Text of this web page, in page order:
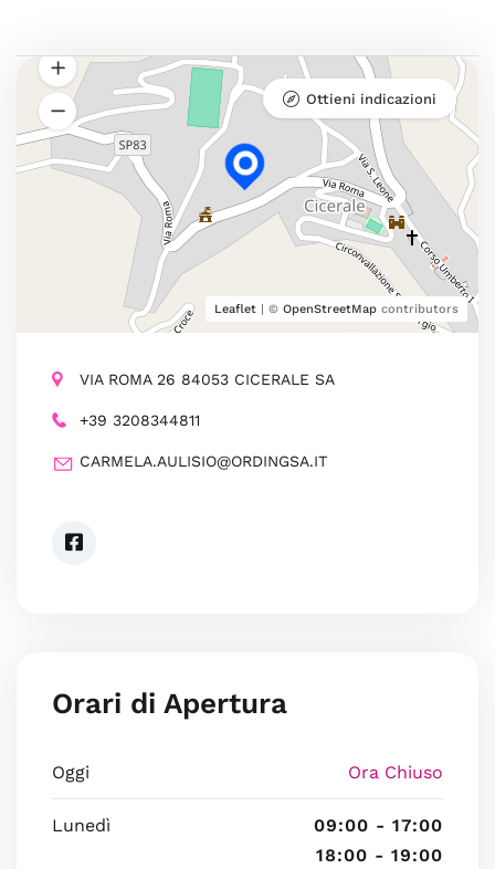
Leaflet | © OpenStreetMap contributors
Ottieni indicazioni
VIA ROMA 26 84053 CICERALE SA
+39 3208344811
CARMELA.AULISIO@ORDINGSA.IT
Orari di Apertura
Oggi Ora Chiuso
Lunedì
09:00 - 17:00
18:00 - 19:00